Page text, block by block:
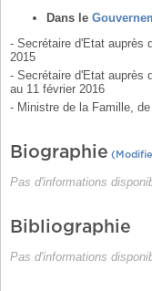
Dans le
- Secrétaire d'Etat auprès de la ministre des Affaires sociales et de la Santé chargée de la Famille, des Personnes âgées et de l’Autonomie du 26 août 2014 au 17 juin
2015
- Secrétaire d'Etat auprès
au 11 février 2016
- Ministre de la Famille,
Biographie
Pas d'informations
Bibliographie
Pas d'informations